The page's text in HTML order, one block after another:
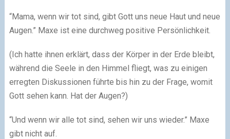
“Mama, wenn wir tot sind, gibt Gott uns neue Haut und neue
Augen.” Maxe ist eine durchweg positive Persönlichkeit.
(Ich hatte ihnen erklärt, dass der Körper in der Erde bleibt,
während die Seele in den Himmel fliegt, was zu einigen
erregten Diskussionen führte bis hin zu der Frage, womit
Gott sehen kann. Hat der Augen?)
“Und wenn wir alle tot sind, sehen wir uns wieder.” Maxe
gibt nicht auf.